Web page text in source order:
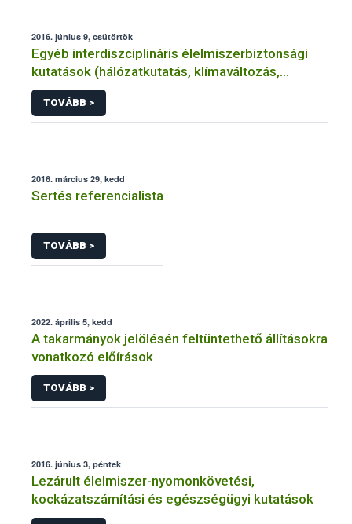
2016. június 9, csütörtök
Egyéb interdiszciplináris élelmiszerbiztonsági
kutatások (hálózatkutatás, klímaváltozás,
járványtan) referencialistája
TOVÁBB >
2016. március 29, kedd
Sertés referencialista
TOVÁBB >
2022. április 5, kedd
A takarmányok jelölésén feltüntethető állításokra
vonatkozó előírások
TOVÁBB >
2016. június 3, péntek
Lezárult élelmiszer-nyomonkövetési,
kockázatszámítási és egészségügyi kutatások